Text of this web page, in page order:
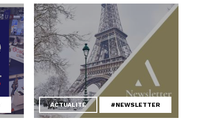
ACTUALITÉ #NEWSLETTER